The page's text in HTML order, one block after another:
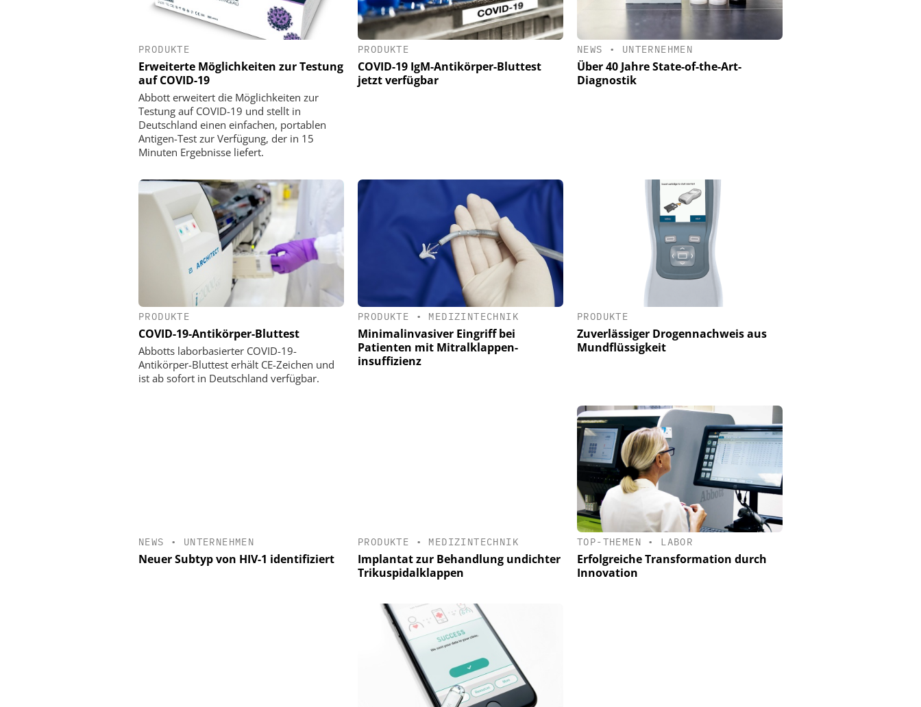
PRODUKTE
Erweiterte Möglichkeiten zur Testung
auf COVID-19
Abbott erweitert die Möglichkeiten zur
Testung auf COVID-19 und stellt in
Deutschland einen einfachen, portablen
Antigen-Test zur Verfügung, der in 15
Minuten Ergebnisse liefert.
PRODUKTE
COVID-19 IgM-Antikörper-Bluttest
jetzt verfügbar
NEWS • UNTERNEHMEN
Über 40 Jahre State-of-the-Art-
Diagnostik
PRODUKTE
COVID-19-Antikörper-Bluttest
Abbotts laborbasierter COVID-19-
Antikörper-Bluttest erhält CE-Zeichen und
ist ab sofort in Deutschland verfügbar.
PRODUKTE • MEDIZINTECHNIK
Minimalinvasiver Eingriff bei
Patienten mit Mitralklappen-
insuffizienz
PRODUKTE
Zuverlässiger Drogennachweis aus
Mundflüssigkeit
NEWS • UNTERNEHMEN
Neuer Subtyp von HIV-1 identifiziert
PRODUKTE • MEDIZINTECHNIK
Implantat zur Behandlung undichter
Trikuspidalklappen
TOP-THEMEN • LABOR
Erfolgreiche Transformation durch
Innovation